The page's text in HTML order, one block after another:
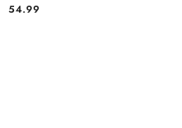
Cena:
54.99